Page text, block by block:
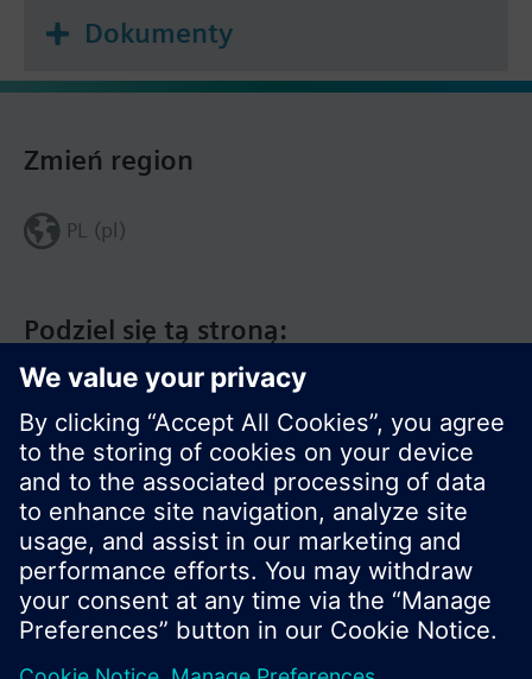
Dokumenty
Podziel się tą stroną:
Zmień region
PL (pl)
© Siemens Switzerland Ltd. 2020